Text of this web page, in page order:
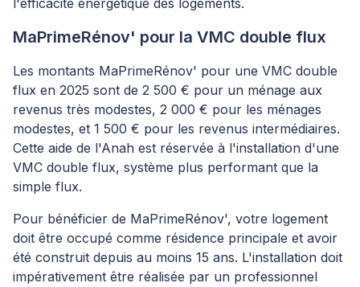
l'efficacité énergétique des logements.
MaPrimeRénov' pour la VMC double flux
Les montants MaPrimeRénov' pour une VMC double
flux en 2025 sont de 2 500 € pour un ménage aux
revenus très modestes, 2 000 € pour les ménages
modestes, et 1 500 € pour les revenus intermédiaires.
Cette aide de l'Anah est réservée à l'installation d'une
VMC double flux, système plus performant que la
simple flux.
Pour bénéficier de MaPrimeRénov', votre logement
doit être occupé comme résidence principale et avoir
été construit depuis au moins 15 ans. L'installation doit
impérativement être réalisée par un professionnel